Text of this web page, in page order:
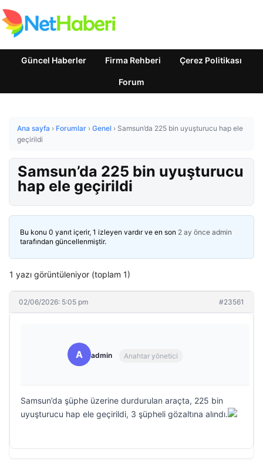
Güncel Haberler Firma Rehberi Çerez Politikası
Forum
Ana sayfa › Forumlar › Genel › Samsun’da 225 bin uyuşturucu hap ele
geçirildi
Samsun’da 225 bin uyuşturucu
hap ele geçirildi
Bu konu 0 yanıt içerir, 1 izleyen vardır ve en son 2 ay önce admin
tarafından güncellenmiştir.
1 yazı görüntüleniyor (toplam 1)
02/06/2026: 5:05 pm #23561
A admin Anahtar yönetici
Samsun’da şüphe üzerine durdurulan araçta, 225 bin
uyuşturucu hap ele geçirildi, 3 şüpheli gözaltına alındı.